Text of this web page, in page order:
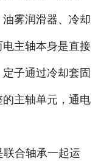
雾润滑器、冷却
主轴本身是直接
子通过冷却套固
主轴单元，通电
合轴承一起运